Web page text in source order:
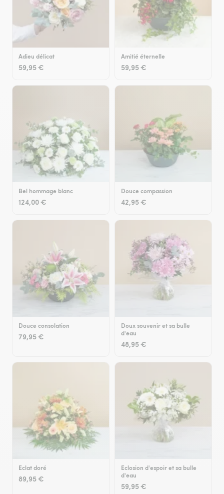
Adieu délicat
59,95 €
Amitié éternelle
59,95 €
Bel hommage blanc
124,00 €
Douce compassion
42,95 €
Douce consolation
79,95 €
Doux souvenir et sa bulle
d'eau
48,95 €
Eclat doré
89,95 €
Eclosion d'espoir et sa bulle
d'eau
59,95 €